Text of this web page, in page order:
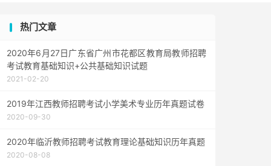
热门文章
2020年6月27日广东省广州市花都区教育局教师招聘
考试教育基础知识+公共基础知识试题
2021-02-20
2019年江西教师招聘考试小学美术专业历年真题试卷
2020-09-30
2020年临沂教师招聘考试教育理论基础知识历年真题
2020-08-08